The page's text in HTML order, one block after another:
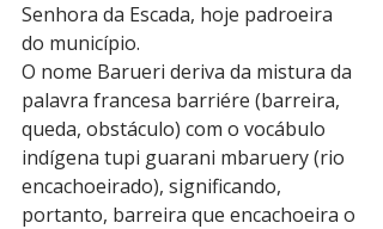
Senhora da Escada, hoje padroeira
do município.
O nome Barueri deriva da mistura da
palavra francesa barriére (barreira,
queda, obstáculo) com o vocábulo
indígena tupi guarani mbaruery (rio
encachoeirado), significando,
portanto, barreira que encachoeira o